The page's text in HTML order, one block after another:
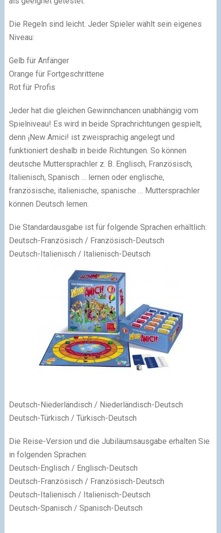
Die Regeln sind leicht. Jeder Spieler wählt sein eigenes
Niveau:
Gelb für Anfänger
Orange für Fortgeschrittene
Rot für Profis
Jeder hat die gleichen Gewinnchancen unabhängig vom
Spielniveau! Es wird in beide Sprachrichtungen gespielt,
denn ¡New Amici! ist zweisprachig angelegt und
funktioniert deshalb in beide Richtungen. So können
deutsche Muttersprachler z. B. Englisch, Französisch,
Italienisch, Spanisch … lernen oder englische,
französische, italienische, spanische … Muttersprachler
können Deutsch lernen.
Die Standardausgabe ist für folgende Sprachen erhältlich:
Deutsch-Französisch / Französisch-Deutsch
Deutsch-Italienisch / Italienisch-Deutsch
Deutsch-Niederländisch / Niederländisch-Deutsch
Deutsch-Türkisch / Türkisch-Deutsch
Die Reise-Version und die Jubiläumsausgabe erhalten Sie
in folgenden Sprachen:
Deutsch-Englisch / Englisch-Deutsch
Deutsch-Französisch / Französisch-Deutsch
Deutsch-Italienisch / Italienisch-Deutsch
Deutsch-Spanisch / Spanisch-Deutsch